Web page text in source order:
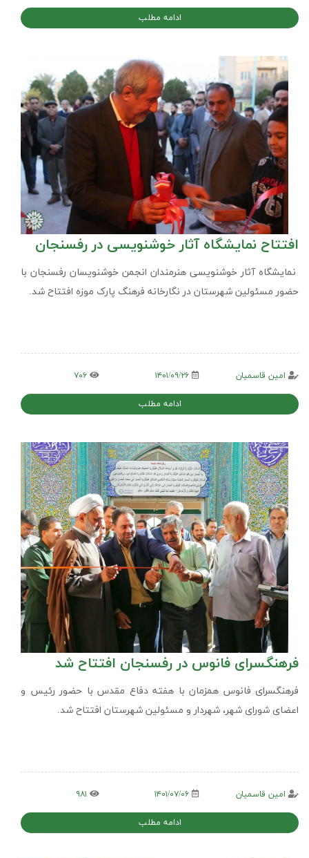
ادامه مطلب
افتتاح نمایشگاه آثار خوشنویسی در رفسنجان
نمایشگاه آثار خوشنویسی هنرمندان انجمن خوشنویسان رفسنجان با
حضور مسئولین شهرستان در نگارخانه فرهنگ پارک موزه افتتاح شد.
امین قاسمیان ۱۴۰۱/۰۹/۲۶ ۷۰۶
ادامه مطلب
فرهنگسرای فانوس در رفسنجان افتتاح شد
فرهنگسرای فانوس همزمان با هفته دفاع مقدس با حضور رئیس و
اعضای شورای شهر، شهردار و مسئولین شهرستان افتتاح شد.
امین قاسمیان ۱۴۰۱/۰۷/۰۶ ۹۸۱
ادامه مطلب